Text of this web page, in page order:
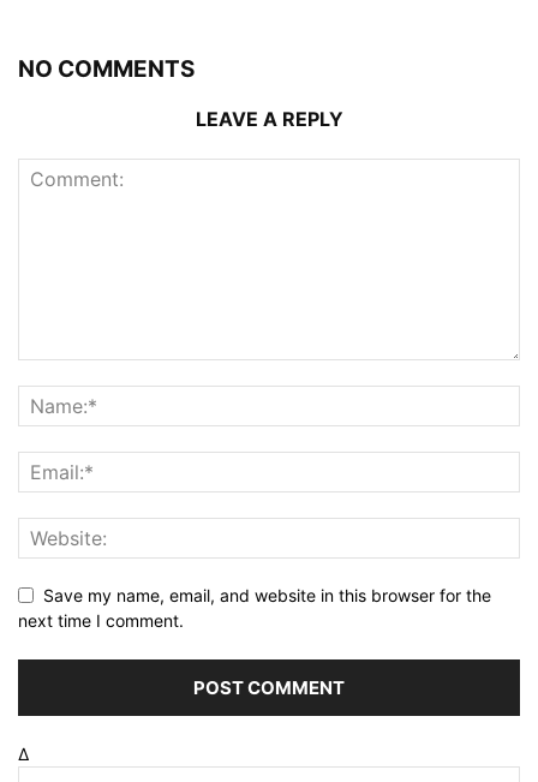
NO COMMENTS
LEAVE A REPLY
Save my name, email, and website in this browser for the
next time I comment.
Δ